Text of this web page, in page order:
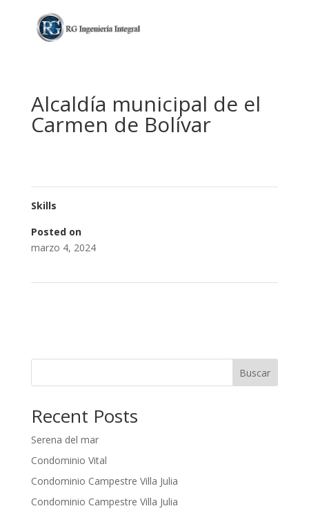
Alcaldía municipal de el
Carmen de Bolívar
Skills
Posted on
marzo 4, 2024
Buscar
Recent Posts
Serena del mar
Condominio Vital
Condominio Campestre Villa Julia
Condominio Campestre Villa Julia